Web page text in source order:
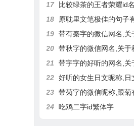
17
比较绿茶的王者荣耀id
18
原耽里文笔极佳的句子
19 带有秦字的微信网名,关
20 带秋字的微信网名,关于
21
带宇字的好听的网名,
22 好听的女生日文昵称,
23 带菊字的微信昵称,跟菊
24 吃鸡二字id繁体字